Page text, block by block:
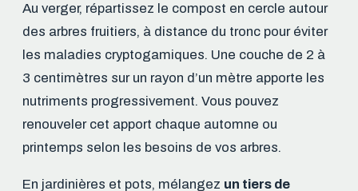
Au verger, répartissez le compost en cercle autour
des arbres fruitiers, à distance du tronc pour éviter
les maladies cryptogamiques. Une couche de 2 à
3 centimètres sur un rayon d’un mètre apporte les
nutriments progressivement. Vous pouvez
renouveler cet apport chaque automne ou
printemps selon les besoins de vos arbres.
En jardinières et pots, mélangez un tiers de